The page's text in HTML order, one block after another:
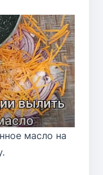
масло на